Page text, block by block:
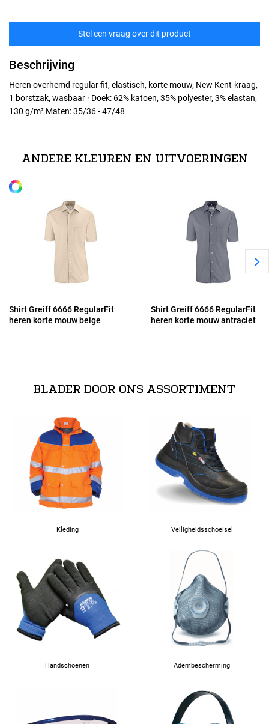
Stel een vraag over dit product
Beschrijving
Heren overhemd regular fit, elastisch, korte mouw, New Kent-kraag,
1 borstzak, wasbaar · Doek: 62% katoen, 35% polyester, 3% elastan,
130 g/m² Maten: 35/36 - 47/48
40
Alle maten
ANDERE KLEUREN EN UITVOERINGEN
Shirt Greiff 6666 RegularFit
heren korte mouw beige
Shirt Greiff 6666 RegularFit
heren korte mouw antraciet
BLADER DOOR ONS ASSORTIMENT
Kleding Veiligheidsschoeisel
Handschoenen Adembescherming